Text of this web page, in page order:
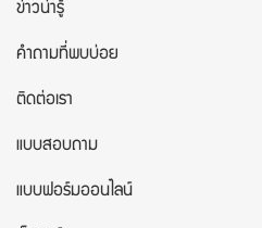
ข่าวน่ารู้
คำถามที่พบบ่อย
ติดต่อเรา
แบบสอบถาม
แบบฟอร์มออนไลน์